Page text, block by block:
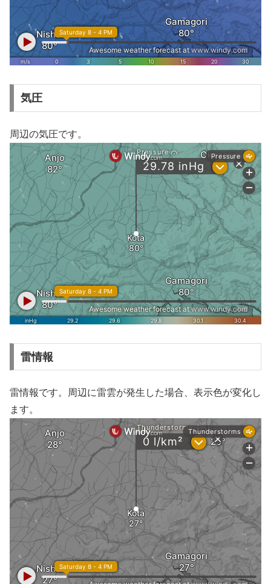
気圧
周辺の気圧です。
雷情報
雷情報です。周辺に雷雲が発生した場合、表示色が変化し
ます。